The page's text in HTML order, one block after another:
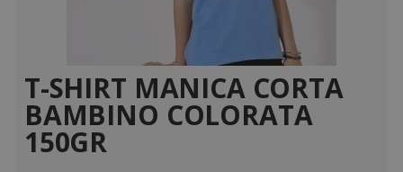
T-SHIRT MANICA CORTA
BAMBINO COLORATA
150GR